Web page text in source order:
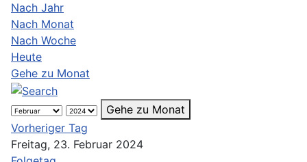
Nach Jahr
Nach Monat
Nach Woche
Heute
Gehe zu Monat
Gehe zu Monat
Vorheriger Tag
Freitag, 23. Februar 2024